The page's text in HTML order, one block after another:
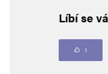
Vaše e-mailová adresa nebude
Líbí se
1